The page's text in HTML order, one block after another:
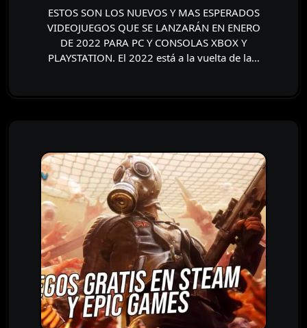
ESTOS SON LOS NUEVOS Y MAS ESPERADOS
VIDEOJUEGOS QUE SE LANZARÁN EN ENERO
DE 2022 PARA PC Y CONSOLAS XBOX Y
PLAYSTATION. El 2022 está a la vuelta de la…